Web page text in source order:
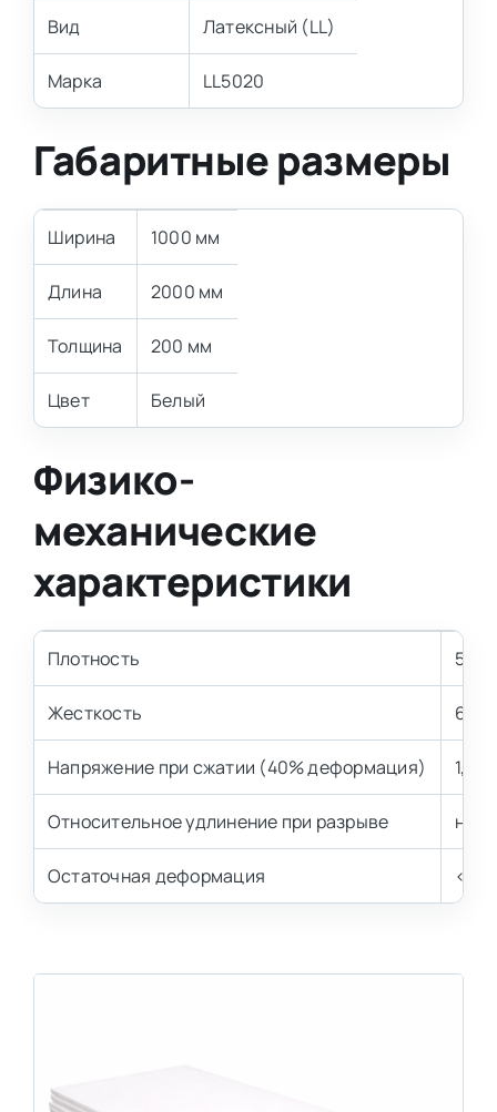
Вид Латексный (LL)
Марка LL5020
Габаритные размеры
Ширина 1000 мм
Длина 2000 мм
Толщина 200 мм
Цвет Белый
Физико-
механические
характеристики
Плотность 50
Жесткость 6
Напряжение при сжатии (40% деформация) 1,4-
Относительное удлинение при разрыве не
Остаточная деформация <